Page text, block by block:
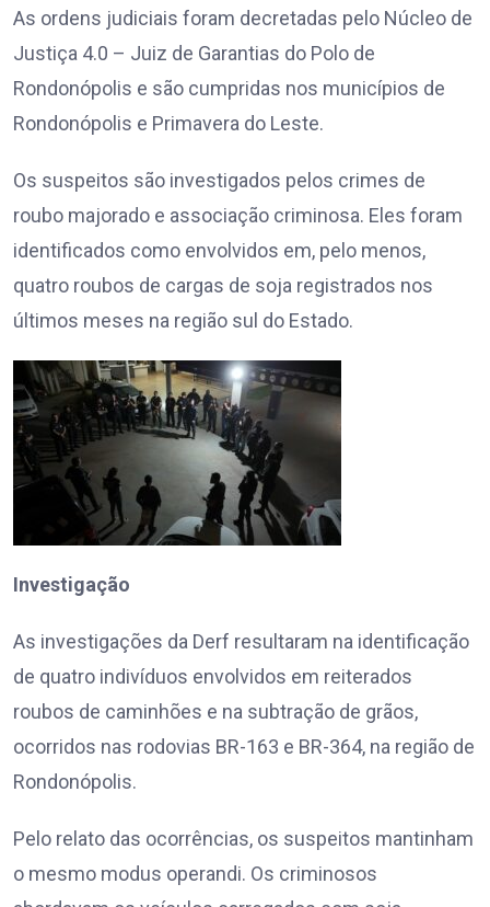
As ordens judiciais foram decretadas pelo Núcleo de
Justiça 4.0 – Juiz de Garantias do Polo de
Rondonópolis e são cumpridas nos municípios de
Rondonópolis e Primavera do Leste.
Os suspeitos são investigados pelos crimes de
roubo majorado e associação criminosa. Eles foram
identificados como envolvidos em, pelo menos,
quatro roubos de cargas de soja registrados nos
últimos meses na região sul do Estado.
Investigação
As investigações da Derf resultaram na identificação
de quatro indivíduos envolvidos em reiterados
roubos de caminhões e na subtração de grãos,
ocorridos nas rodovias BR-163 e BR-364, na região de
Rondonópolis.
Pelo relato das ocorrências, os suspeitos mantinham
o mesmo modus operandi. Os criminosos